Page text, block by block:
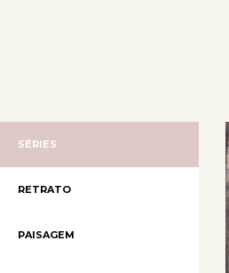
SÉRIES
RETRATO
PAISAGEM